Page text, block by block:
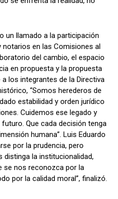
un llamado a la participación
en las Comisiones al
del cambio, el espacio
en propuesta y la propuesta
los integrantes de la Directiva
“Somos herederos de
estabilidad y orden jurídico
Cuidemos ese legado y
Que cada decisión tenga
humana”. Luis Eduardo
por la prudencia, pero
distinga la institucionalidad,
se nos reconozca por la
por la calidad moral”, finalizó.